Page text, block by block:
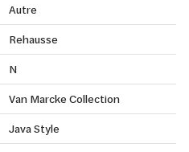
Autre
Rehausse
N
Van Marcke Collection
Java Style